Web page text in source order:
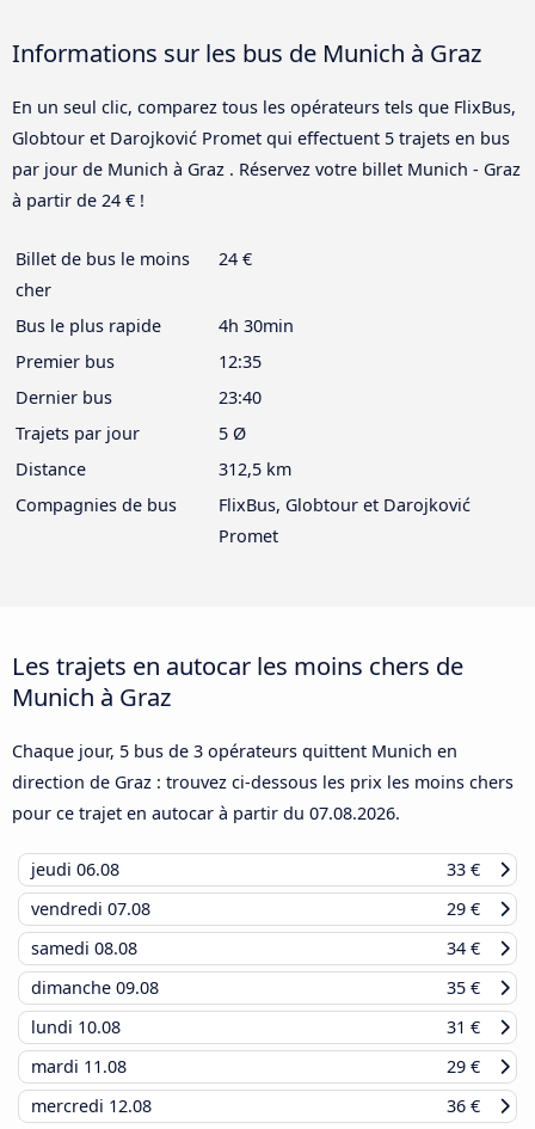
Informations sur les bus de Munich à Graz
En un seul clic, comparez tous les opérateurs tels que FlixBus,
Globtour et Darojković Promet qui effectuent 5 trajets en bus
par jour de Munich à Graz . Réservez votre billet Munich - Graz
à partir de 24 € !
Billet de bus le moins
cher
24 €
Bus le plus rapide
4h 30min
Premier bus
12:35
Dernier bus
23:40
Trajets par jour
5 Ø
Distance
312,5 km
Compagnies de bus
FlixBus, Globtour et Darojković
Promet
Les trajets en autocar les moins chers de
Munich à Graz
Chaque jour, 5 bus de 3 opérateurs quittent Munich en
direction de Graz : trouvez ci-dessous les prix les moins chers
pour ce trajet en autocar à partir du 07.08.2026.
jeudi 06.08
33 €
vendredi 07.08
29 €
samedi 08.08
34 €
dimanche 09.08
35 €
lundi 10.08
31 €
mardi 11.08
29 €
mercredi 12.08 36 €